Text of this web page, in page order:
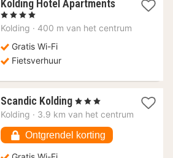
Kolding Hotel Apartments1
vanaf
, 4 Sterren
Kolding · 400 m van het centrum
Gratis Wi-Fi
Fietsverhuur
Scandic Kolding 1
nacht
80,90
€
, 3 Sterren
Kolding · 3.9 km van het centrum
Ontgrendel korting